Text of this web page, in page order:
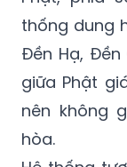
thống dung
Đền Hạ,
giữa Phật
nên không
hòa.